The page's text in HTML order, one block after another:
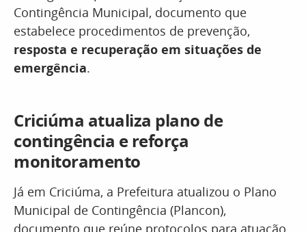
Contingência Municipal, documento que
estabelece procedimentos de prevenção,
resposta e recuperação em situações de
emergência.
Criciúma atualiza plano de
contingência e reforça
monitoramento
Já em Criciúma, a Prefeitura atualizou o Plano
Municipal de Contingência (Plancon),
documento que reúne protocolos para atuação